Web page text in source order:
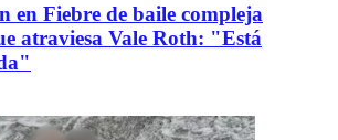
en Fiebre de baile compleja
atraviesa Vale Roth: "Está